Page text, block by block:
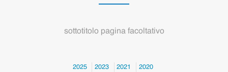
sottotitolo pagina facoltativo
2025 2023 2021 2020